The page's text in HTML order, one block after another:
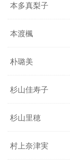
本多真梨子
本渡楓
朴璐美
杉山佳寿子
杉山里穂
村上奈津実